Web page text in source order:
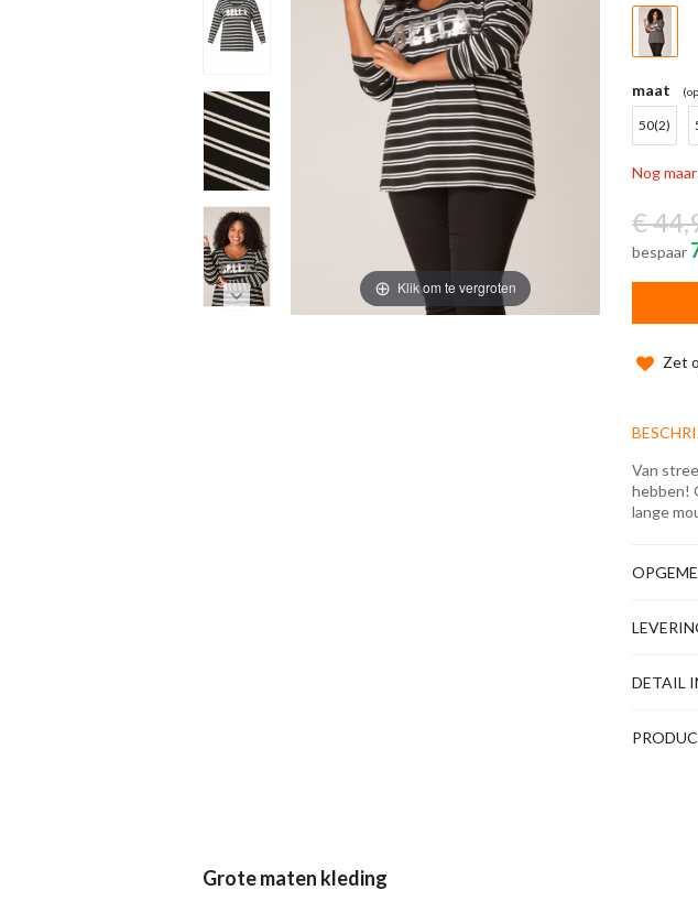
Klik om te vergroten
maat
50(2)
Nog
€
bespaar
Zet
Van
hebben!
lange
DETAIL
Grote maten kleding